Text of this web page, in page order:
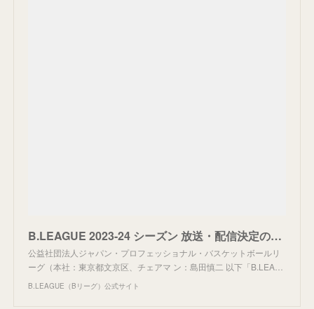
B.LEAGUE 2023-24 シーズン 放送・配信決定のお知らせ
公益社団法人ジャパン・プロフェッショナル・バスケットボールリ
ーグ（本社：東京都文京区、チェアマ ン：島田慎二 以下「B.LEA…
B.LEAGUE（Bリーグ）公式サイト